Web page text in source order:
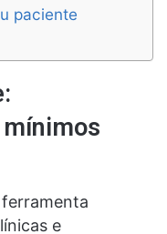
paciente
e